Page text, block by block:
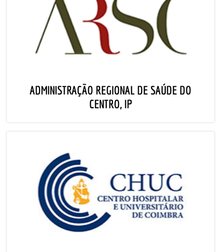
ADMINISTRAÇÃO REGIONAL DE SAÚDE DO
CENTRO, IP